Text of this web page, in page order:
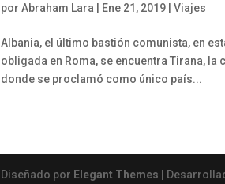
porAbraham Lara Ene 21, 2019 |Viajes
Albania, el último bastión comunista, en
obligada en Roma, se encuentra Tirana,
donde se proclamó como único país...
Diseñado por Elegant Themes |